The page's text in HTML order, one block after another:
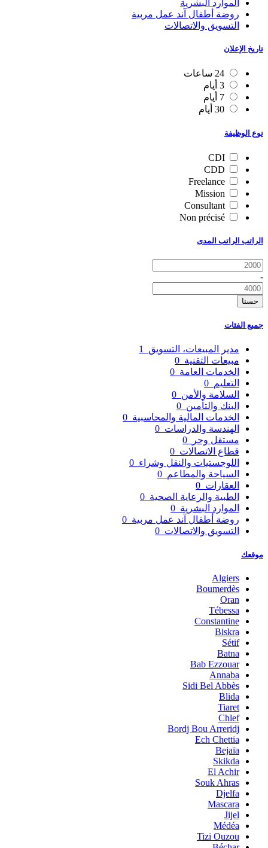
الموارد البشرية
روضة أطفال آند عمل مربية
التسويق والاتصالات
تاريخ الإعلان
24 ساعات
3 أيام
7 أيام
30 أيام
نوع الوظيفة
CDI
CDD
Freelance
Mission
Consultant
Non précisé
الراتب الراتب المدى
-
حسنا
جميع الفئات
مدير المبيعات، التسويق
مبيعات التقنية
الخدمات العامة
التعليم
السلامة والأمن
البنك والتأمين
الخدمات المالية والمحاسبية
الهندسة والدراسات
مستقل وحر
قطاع الاتصالات
اللوجستيات والنقل وشراء
السياحة والمطاعم
العقارات
الطبية والرعاية الصحية
الموارد البشرية
روضة أطفال آند عمل مربية
التسويق والاتصالات
موقعك
Algiers
Boumerdès
Oran
Tébessa
Constantine
Biskra
Sétif
Batna
Bab Ezzouar
Annaba
Sidi Bel Abbès
Blida
Tiaret
Chlef
Bordj Bou Arreridj
Ech Chettia
Bejaïa
Skikda
El Achir
Souk Ahras
Djelfa
Mascara
Jijel
Médéa
Tizi Ouzou